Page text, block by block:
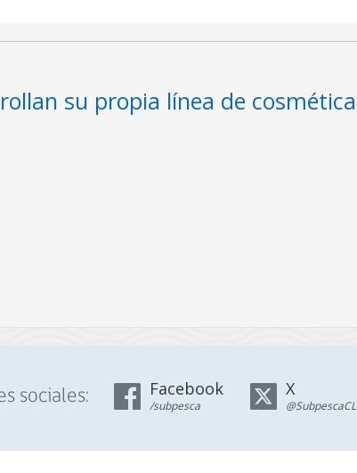
su propia línea de cosmética
Fondo de
con el propósito
algas como la
a partir de la cual se
sociales: Facebook
/subpesca
X
@SubpescaCL